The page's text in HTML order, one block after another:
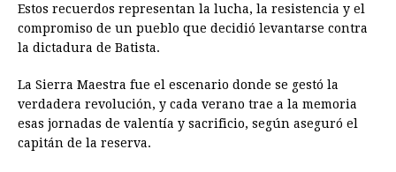
Estos recuerdos representan la lucha, la resistencia y el
compromiso de un pueblo que decidió levantarse contra
la dictadura de Batista.
La Sierra Maestra fue el escenario donde se gestó la
verdadera revolución, y cada verano trae a la memoria
esas jornadas de valentía y sacrificio, según aseguró el
capitán de la reserva.